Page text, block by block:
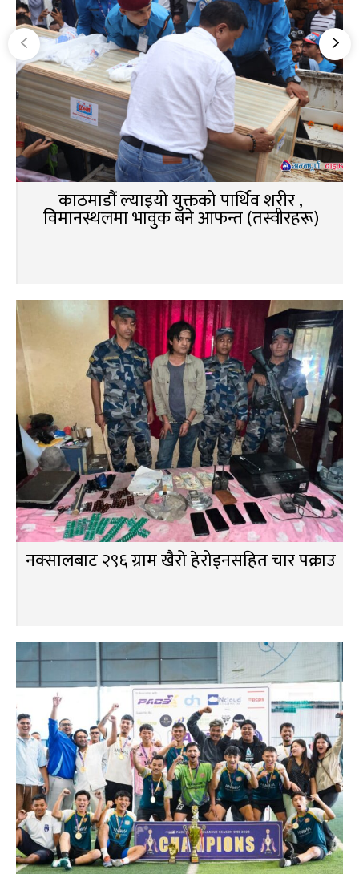
काठमाडौं ल्याइयो युक्तको पार्थिव शरीर ,
विमानस्थलमा भावुक बने आफन्त (तस्वीरहरू)
नक्सालबाट २९६ ग्राम खैरो हेरोइनसहित चार पक्राउ